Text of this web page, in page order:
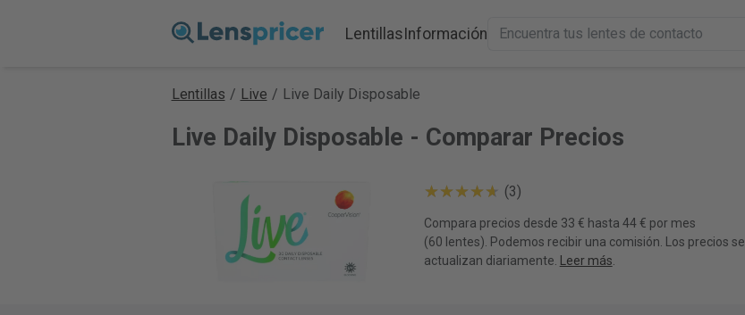
LentillasInformación
Lentillas / Live / Live Daily Disposable
Live Daily Disposable - Comparar Precios
(3)
Compara precios desde 33 € hasta 44 € por mes
(60 lentes). Podemos recibir una comisión. Los precios se
actualizan diariamente. Leer más